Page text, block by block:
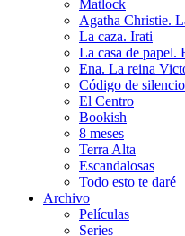
Matlock
Agatha Christie.
La caza. Irati
La casa de papel.
Ena. La reina
Código de silencio
El Centro
Bookish
8 meses
Terra Alta
Escandalosas
Todo esto te daré
Archivo
Películas
Series